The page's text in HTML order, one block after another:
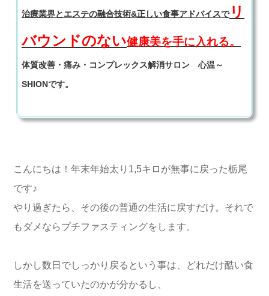
治療業界とエステの融合技術&正しい食事アドバイスでリ
バウンドのない健康美を手に入れる。
体質改善・痛み・コンプレックス解消サロン 心温～
SHIONです。
こんにちは！年末年始太り1,5キロが無事に戻った栃尾
です♪
やり過ぎたら、その後の普通の生活に戻すだけ。それで
もダメならプチファスティングをします。
しかし数日でしっかり戻るという事は、どれだけ酷い食
生活を送っていたのかが分かるし、